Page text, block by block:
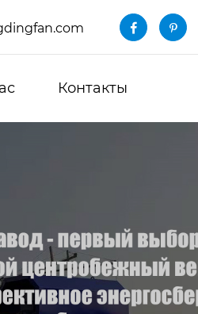
 
Контакты